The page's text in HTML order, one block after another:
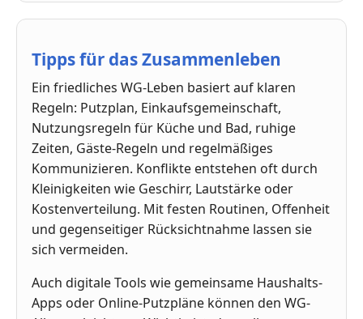
Tipps für das Zusammenleben
Ein friedliches WG-Leben basiert auf klaren
Regeln: Putzplan, Einkaufsgemeinschaft,
Nutzungsregeln für Küche und Bad, ruhige
Zeiten, Gäste-Regeln und regelmäßiges
Kommunizieren. Konflikte entstehen oft durch
Kleinigkeiten wie Geschirr, Lautstärke oder
Kostenverteilung. Mit festen Routinen, Offenheit
und gegenseitiger Rücksichtnahme lassen sie
sich vermeiden.
Auch digitale Tools wie gemeinsame Haushalts-
Apps oder Online-Putzpläne können den WG-